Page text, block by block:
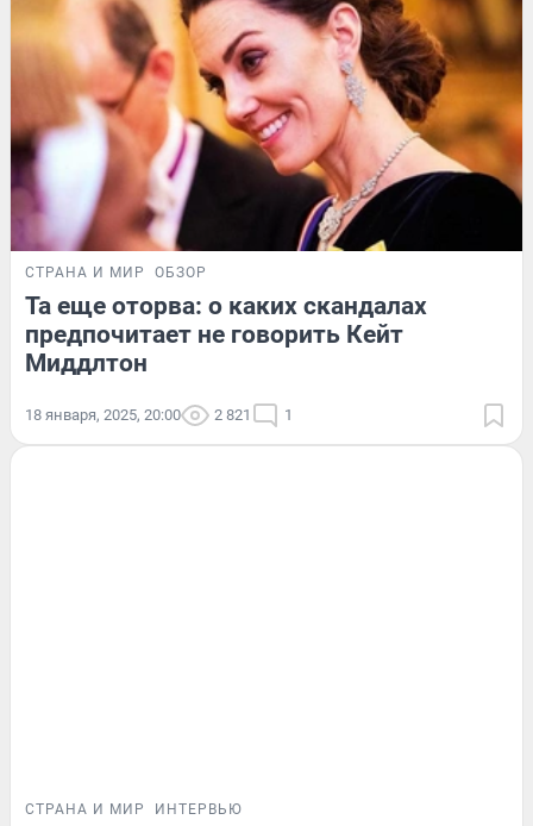
СТРАНА И МИР ОБЗОР
Та еще оторва: о каких скандалах
предпочитает не говорить Кейт
Миддлтон
18 января, 2025, 20:00 2 821 1
СТРАНА И МИР ИНТЕРВЬЮ